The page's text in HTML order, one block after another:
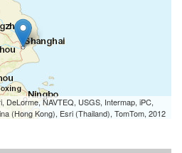
NAVTEQ, USGS, Intermap, iPC,
(Hong Kong), Esri (Thailand), TomTom, 2012